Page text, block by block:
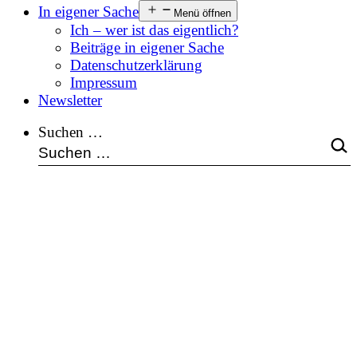
In eigener Sache
Menü öffnen
Ich – wer ist das eigentlich?
Beiträge in eigener Sache
Datenschutzerklärung
Impressum
Newsletter
Suchen …